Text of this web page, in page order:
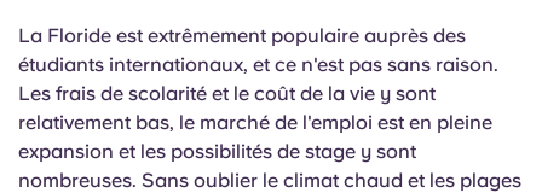
La Floride est extrêmement populaire auprès des
étudiants internationaux, et ce n'est pas sans raison.
Les frais de scolarité et le coût de la vie y sont
relativement bas, le marché de l'emploi est en pleine
expansion et les possibilités de stage y sont
nombreuses. Sans oublier le climat chaud et les plages